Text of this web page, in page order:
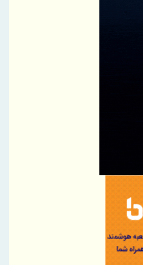
و تجارت در مرز بازرگان و
کیشوندان به مسئولین هستند
شده جرثقیل‌های فولاد